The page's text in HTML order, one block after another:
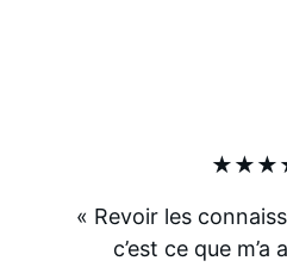
« Revoir les
c’est ce que